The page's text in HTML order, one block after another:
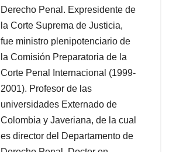
Derecho Penal. Expresidente de
la Corte Suprema de Justicia,
fue ministro plenipotenciario de
la Comisión Preparatoria de la
Corte Penal Internacional (1999-
2001). Profesor de las
universidades Externado de
Colombia y Javeriana, de la cual
es director del Departamento de